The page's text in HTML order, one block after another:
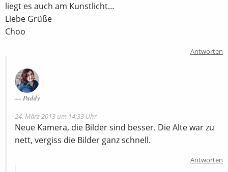
liegt es auch am Kunstlicht…
Liebe Grüße
Choo
Antworten
Paddy
24. März 2013 um 14:33 Uhr
Neue Kamera, die Bilder sind besser. Die Alte war zu
nett, vergiss die Bilder ganz schnell.
Antworten